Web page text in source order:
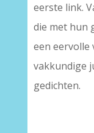
eerste link.
die met hun
een eervolle
vakkundige
gedichten.